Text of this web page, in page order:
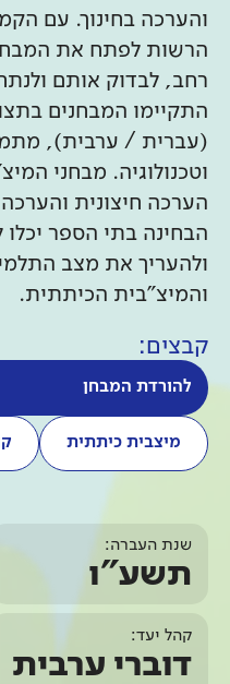
הרשות לפתח את
התקיימו המבחנים
(עברית / ערבית),
וטכנולוגיה. מבחני
הערכה חיצונית
הבחינה בתי הספר
ולהעריך את מצב
והמיצ"בית הכיתתית.
קבצים:
להורדת המבחן
מיצבית כיתתית
שנת העברה:
תשע"ו
קהל יעד:
דוברי ערבית